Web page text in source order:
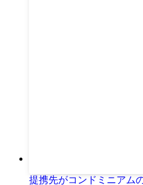
提携先がコンドミニアム